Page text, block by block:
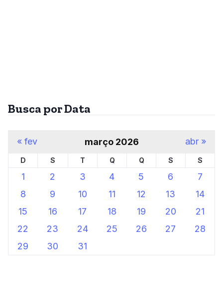
Busca por Data
março 2026
D S T Q Q S S
1 2 3 4 5 6
7
8
9 10 11 12 13
14
15
16 17 18 19 20
21
22
23 24 25 26 27
28
29
30 31
« fev abr »